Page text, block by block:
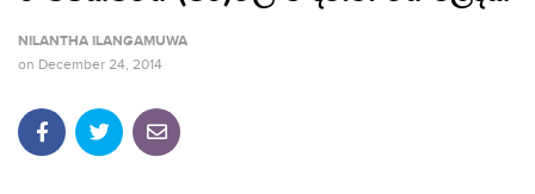
NILANTHA ILANGAMUWA
on December 24, 2014